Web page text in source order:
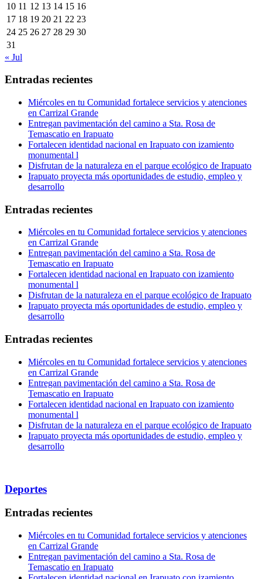
10 11 12 13 14 15 16
17 18 19 20 21 22 23
24 25 26 27 28 29 30
31
« Jul
Entradas recientes
Miércoles en tu Comunidad fortalece servicios y atenciones
en Carrizal Grande
Entregan pavimentación del camino a Sta. Rosa de
Temascatio en Irapuato
Fortalecen identidad nacional en Irapuato con izamiento
monumental l
Disfrutan de la naturaleza en el parque ecológico de Irapuato
Irapuato proyecta más oportunidades de estudio, empleo y
desarrollo
Entradas recientes
Miércoles en tu Comunidad fortalece servicios y atenciones
en Carrizal Grande
Entregan pavimentación del camino a Sta. Rosa de
Temascatio en Irapuato
Fortalecen identidad nacional en Irapuato con izamiento
monumental l
Disfrutan de la naturaleza en el parque ecológico de Irapuato
Irapuato proyecta más oportunidades de estudio, empleo y
desarrollo
Entradas recientes
Miércoles en tu Comunidad fortalece servicios y atenciones
en Carrizal Grande
Entregan pavimentación del camino a Sta. Rosa de
Temascatio en Irapuato
Fortalecen identidad nacional en Irapuato con izamiento
monumental l
Disfrutan de la naturaleza en el parque ecológico de Irapuato
Irapuato proyecta más oportunidades de estudio, empleo y
desarrollo
Deportes
Entradas recientes
Miércoles en tu Comunidad fortalece servicios y atenciones
en Carrizal Grande
Entregan pavimentación del camino a Sta. Rosa de
Temascatio en Irapuato